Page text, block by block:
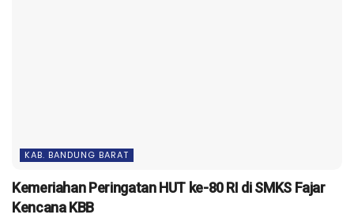
KAB. BANDUNG BARAT
Kemeriahan Peringatan HUT ke-80 RI di SMKS Fajar
Kencana KBB